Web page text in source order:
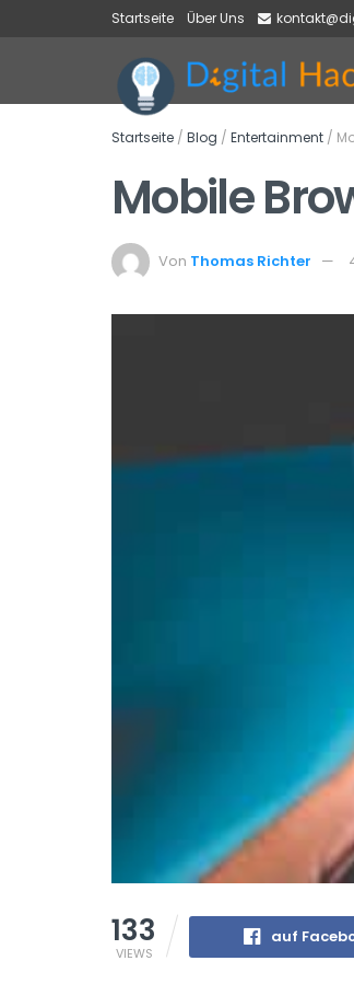
Startseite Über Uns
Startseite / Blog / Entertainment /
Mobile
Von Thomas Richter
133
VIEWS
auf